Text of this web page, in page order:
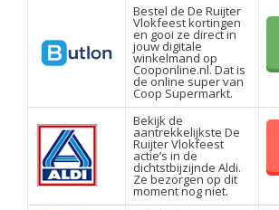
Bestel de De Ruijter
Vlokfeest kortingen
en gooi ze direct in
jouw digitale
winkelmand op
Cooponline.nl. Dat is
de online super van
Coop Supermarkt.
Bekijk de
aantrekkelijkste De
Ruijter Vlokfeest
actie’s in de
dichtstbijzijnde Aldi.
Ze bezorgen op dit
moment nog niet.